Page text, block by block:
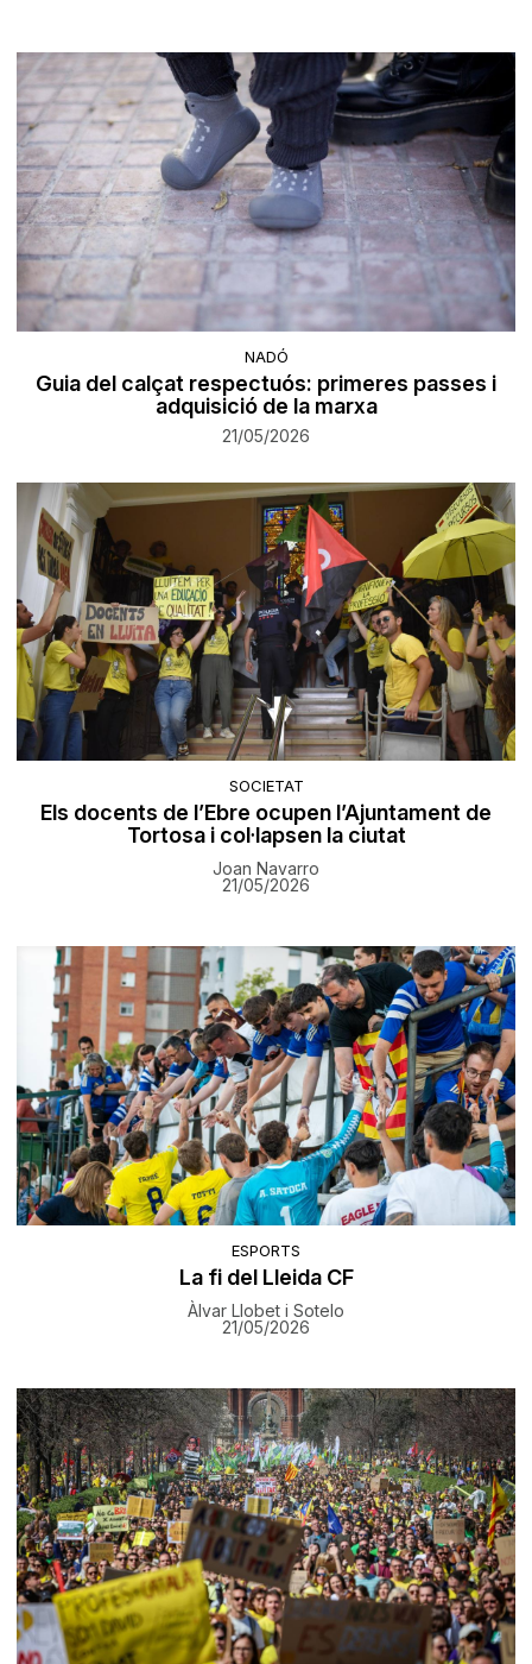
NADÓ
Guia del calçat respectuós: primeres passes i
adquisició de la marxa
21/05/2026
SOCIETAT
Els docents de l’Ebre ocupen l’Ajuntament de
Tortosa i col·lapsen la ciutat
Joan Navarro
21/05/2026
ESPORTS
La fi del Lleida CF
Àlvar Llobet i Sotelo
21/05/2026